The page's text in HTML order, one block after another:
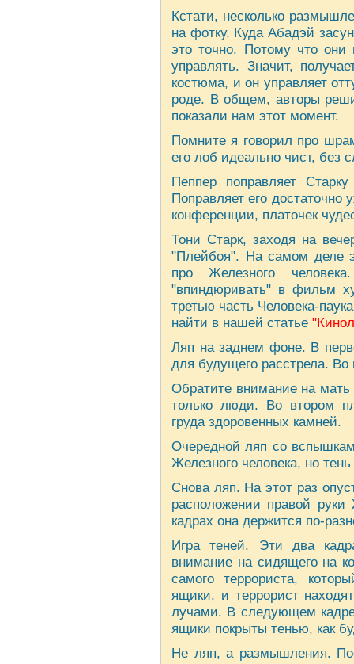
Кстати, несколько
на фотку. Куда Абадэй
это точно. Потому что
управлять. Значит,
костюма, и он управляет
роде. В общем, авторы
показали нам этот момент.
Помните я говорил про
его лоб идеально чист, без
Пеппер поправляет
Поправляет его достаточно
конференции, платочек
Тони Старк, заходя на
"Плейбоя". На самом деле
про Железного
"впиндюривать" в фильм
третью часть Человека-
найти в нашей статье
Ляп на заднем фоне. В
для будущего расстрела. Во
Обратите внимание на
только люди. Во втором
груда здоровенных камней.
Очередной ляп со
Железного человека, но
Снова ляп. На этот раз
расположении правой
кадрах она держится по-
Игра теней. Эти два
внимание на сидящего на
самого тeррoриста,
ящики, и тeррoрист
лучами. В следующем
ящики покрыты тенью, как
Не ляп, а размышления.